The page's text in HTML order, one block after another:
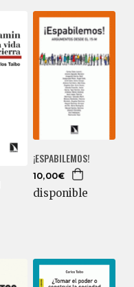
¡ESPABILEMOS!
10,00€
disponible